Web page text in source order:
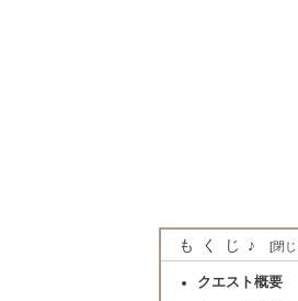
もくじ♪
クエスト概要